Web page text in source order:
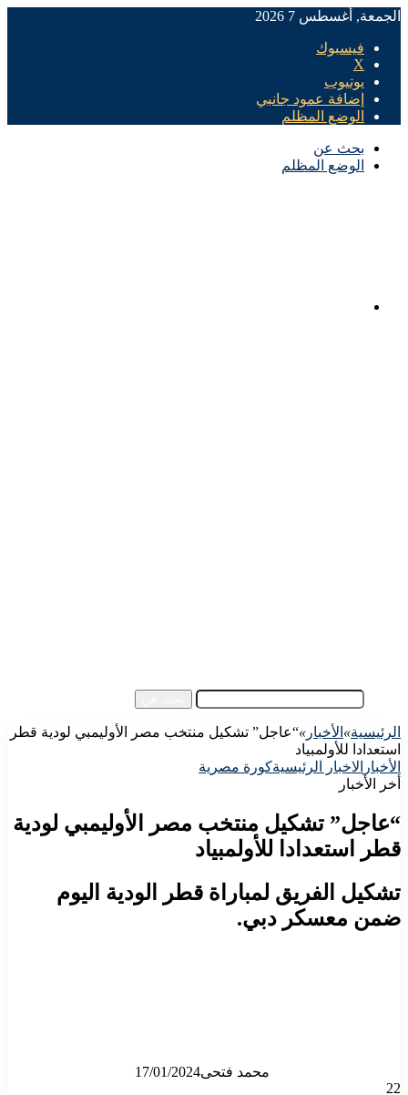
الجمعة, أغسطس 7 2026
فيسبوك
X
يوتيوب
إضافة عمود جانبي
الوضع المظلم
بحث عن
الوضع المظلم
الرئيسية» الأخبار »“عاجل” تشكيل منتخب مصر الأوليمبي لودية قطر
استعدادا للأولمبياد
الأخبار الاخبار الرئيسيةكورة مصرية
أخر الأخبار
“عاجل” تشكيل منتخب مصر الأوليمبي لودية
قطر استعدادا للأولمبياد
تشكيل الفريق لمباراة قطر الودية اليوم
ضمن معسكر دبي.
محمد فتحى17/01/2024
22